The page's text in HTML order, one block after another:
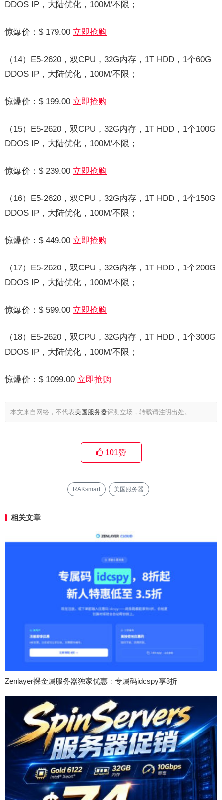
DDOS IP，大陆优化，100M/不限；
惊爆价：$ 179.00 立即抢购
（14）E5-2620，双CPU，32G内存，1T HDD，1个60G
DDOS IP，大陆优化，100M/不限；
惊爆价：$ 199.00 立即抢购
（15）E5-2620，双CPU，32G内存，1T HDD，1个100G
DDOS IP，大陆优化，100M/不限；
惊爆价：$ 239.00 立即抢购
（16）E5-2620，双CPU，32G内存，1T HDD，1个150G
DDOS IP，大陆优化，100M/不限；
惊爆价：$ 449.00 立即抢购
（17）E5-2620，双CPU，32G内存，1T HDD，1个200G
DDOS IP，大陆优化，100M/不限；
惊爆价：$ 599.00 立即抢购
（18）E5-2620，双CPU，32G内存，1T HDD，1个300G
DDOS IP，大陆优化，100M/不限；
惊爆价：$ 1099.00 立即抢购
本文来自网络，不代表美国服务器评测立场，转载请注明出处。
101赞
RAKsmart 美国服务器
相关文章
Zenlayer裸金属服务器独家优惠：专属码idcspy享8折